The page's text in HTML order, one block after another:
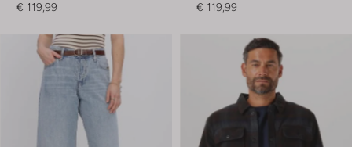
€ 119,99
€ 119,99